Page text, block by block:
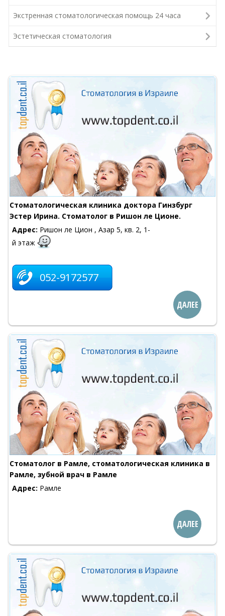
Экстренная стоматологическая помощь 24 часа
Эстетическая стоматология
Стоматологическая клиника доктора Гинзбург
Эстер Ирина. Стоматолог в Ришон ле Ционе.
Адрес: Ришон ле Цион , Азар 5, кв. 2, 1-
й этаж
052-9172577
ДАЛЕЕ
Стоматолог в Рамле, стоматологическая клиника в
Рамле, зубной врач в Рамле
Адрес: Рамле
ДАЛЕЕ